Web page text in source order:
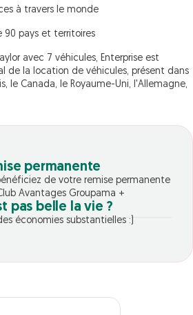
à travers le monde
90 pays et territoires
avec 7 véhicules, Enterprise est
de la location de véhicules, présent dans
le Canada, le Royaume-Uni, l'Allemagne,
permanente
de votre remise permanente
Avantages Groupama +
pas belle la vie ?
économies substantielles :)